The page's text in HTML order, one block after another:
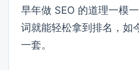
早年做 SEO 的道理一模
词就能轻松拿到排名，如
一套。